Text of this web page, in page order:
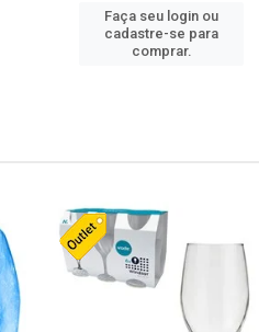
Faça seu login ou
cadastre-se para
comprar.